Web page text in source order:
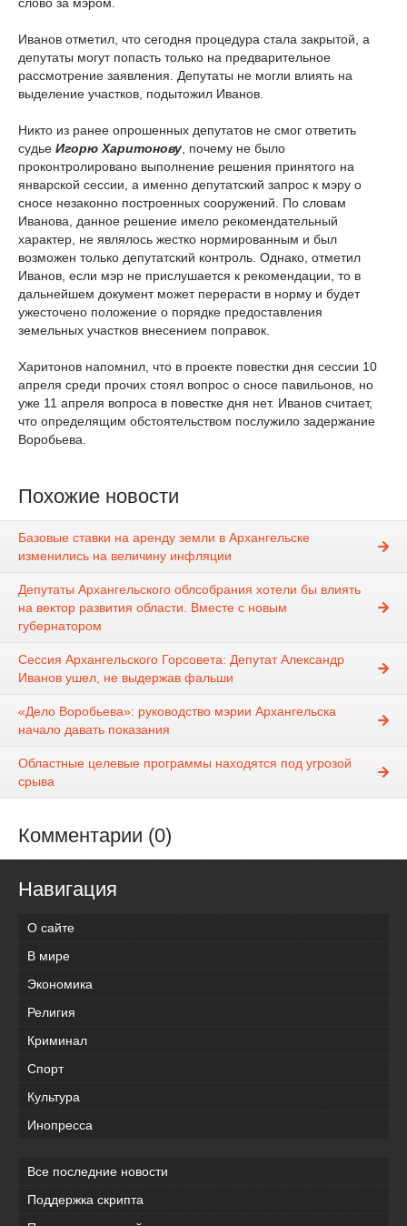
Иванов отметил, что сегодня процедура стала закрытой, а
депутаты могут попасть только на предварительное
рассмотрение заявления. Депутаты не могли влиять на
выделение участков, подытожил Иванов.
Никто из ранее опрошенных депутатов не смог ответить
судье Игорю Харитонову , почему не было
проконтролировано выполнение решения принятого на
январской сессии, а именно депутатский запрос к мэру о
сносе незаконно построенных сооружений. По словам
Иванова, данное решение имело рекомендательный
характер, не являлось жестко нормированным и был
возможен только депутатский контроль. Однако, отметил
Иванов, если мэр не прислушается к рекомендации, то в
дальнейшем документ может перерасти в норму и будет
ужесточено положение о порядке предоставления
земельных участков внесением поправок.
Харитонов напомнил, что в проекте повестки дня сессии 10
апреля среди прочих стоял вопрос о сносе павильонов, но
уже 11 апреля вопроса в повестке дня нет. Иванов считает,
что определящим обстоятельством послужило задержание
Воробьева.
Похожие новости
Базовые ставки на аренду земли в Архангельске
изменились на величину инфляции
Депутаты Архангельского облсобрания хотели бы влиять
на вектор развития области. Вместе с новым
губернатором
Сессия Архангельского Горсовета: Депутат Александр
Иванов ушел, не выдержав фальши
«Дело Воробьева»: руководство мэрии Архангельска
начало давать показания
Областные целевые программы находятся под угрозой
срыва
Комментарии (0)
Навигация
О сайте
В мире
Экономика
Религия
Криминал
Спорт
Культура
Инопресса
Все последние новости
Поддержка скрипта